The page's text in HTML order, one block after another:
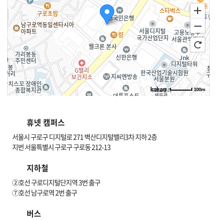
100m
휴넷 캠퍼스
서울시 구로구 디지털로 271 벽산디지털밸리3차 지하 2층
지번 서울특별시 구로구 구로동 212-13
지하철
②호선 구로디지털단지역 3번 출구
⑦호선 남구로역 2번 출구
버스